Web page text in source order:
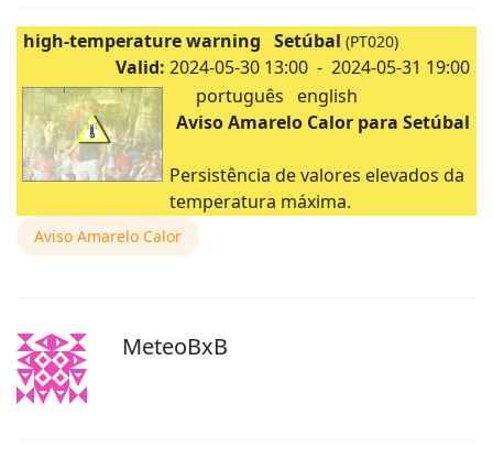
high-temperature warning Setúbal (PT020)
Valid: 2024-05-30 13:00 - 2024-05-31 19:00
português
english
Aviso Amarelo Calor para Setúbal
Persistência de valores elevados da
temperatura máxima.
Aviso Amarelo Calor
MeteoBxB